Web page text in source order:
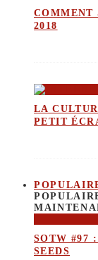
COMMENT
2018
LA
PETIT
SOTW #97
SEEDS